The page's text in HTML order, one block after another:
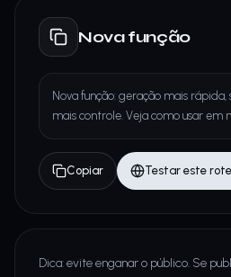
Nova função
Nova função: geração mais
mais controle. Veja como usar em
Copiar Testar este
Dica: evite enganar o público. Se